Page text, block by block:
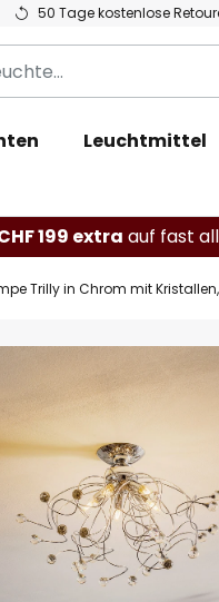
50 Tage kostenlose
Leuchtmittel
199 extra auf fast
Trilly in Chrom mit